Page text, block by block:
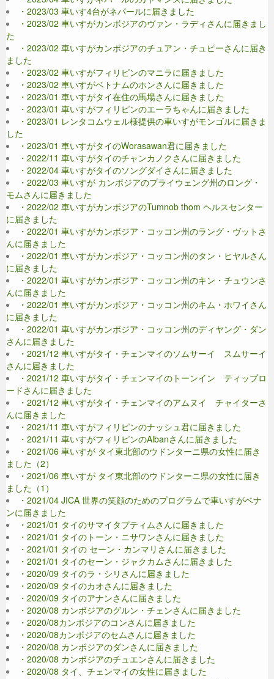
・2023/03 車いす4台がネパールに届きました
・2023/02 車いすがカンボジアのヴァン・ラディさんに届きまし
た
・2023/02 車いすがカンボジアのチュアン・チュピーさんに届き
ました
・2023/02 車いすがフィリピンのマニラに届きました
・2023/02 車いすがベトナムのホンさんに届きました
・2023/01 車いすがタイ在住の馬場さんに届きました
・2023/01 車いすがフィリピンのエーラちゃんに届きました
・2023/01 レンタコムウェル様提供の車いすがモンゴルに届きま
した
・2023/01 車いすがタイのWorasawan君に届きました
・2022/11 車いすがタイのチャンカノクさんに届きました
・2022/04 車いすがタイのソングダイさんに届きました
・2022/03 車いすが カンボジアのプライウェング州のロング・
モムさんに届きました
・2022/02 車いすがカンボジアのTumnob thom ヘルスセンター
に届きました
・2022/01 車いすがカンボジア・コッコン州のラング・ヴットさ
んに届きました
・2022/01 車いすがカンボジア・コッコン州のタン・ヒヤルさん
に届きました
・2022/01 車いすがカンボジア・コッコン州のキン・チュウンさ
んに届きました
・2022/01 車いすがカンボジア・コッコン州のキム・ホワイさん
に届きました
・2022/01 車いすがカンボジア・コッコン州のディヤング・ダン
さんに届きました
・2021/12 車いすがタイ・チェンマイのソムサーイ スムサーイ
さんに届きました
・2021/12 車いすがタイ・チェンマイのトーンイン ティップロ
ードさんに届きました
・2021/12 車いすがタイ・チェンマイのアムヌイ チャイターさ
んに届きました
・2021/11 車いすがフィリピンのナッシュ君に届きました
・2021/11 車いすがフィリピンのAlbanさんに届きました
・2021/06 車いすが タイ東北部のウドンターニ県の女性に届き
ました（2）
・2021/06 車いすが タイ東北部のウドンターニ県の女性に届き
ました（1）
・2021/04 JICA 世界の笑顔のためのプログラムで車いすがベナ
ンに届きました
・2021/01 タイのサマイタプティムさんに届きました
・2021/01 タイのトーン・ニサワンさんに届きました
・2021/01 タイの セーン・カンマリさんに届きました
・2021/01 タイのセーン・ジャクカムさんに届きました
・2020/09 タイのラ・シリさんに届きました
・2020/09 タイのカオさんに届きました
・2020/09 タイのアナンさんに届きました
・2020/08 カンボジアのグルン・チェンさんに届きました
・2020/08カンボジアのコンさんに届きました
・2020/08カンボジアのセムさんに届きました
・2020/08 カンボジアのダンさんに届きました
・2020/08 カンボジアのチュエンさんに届きました
・2020/08 タイ、チェンマイの女性に届きました